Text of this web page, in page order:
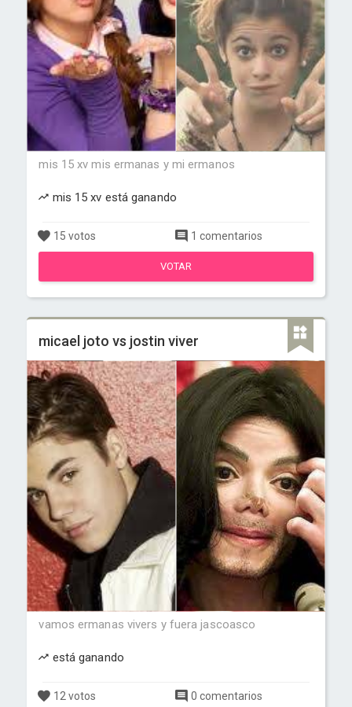
mis 15 xv mis ermanas y mi ermanos
mis 15 xv está ganando
15 votos 1 comentarios
VOTAR
micael joto vs jostin viver
vamos ermanas vivers y fuera jascoasco
está ganando
12 votos 0 comentarios